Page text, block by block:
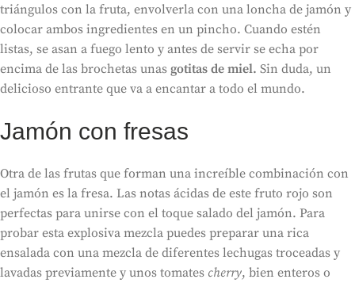
triángulos con la fruta, envolverla con una loncha de jamón y
colocar ambos ingredientes en un pincho. Cuando estén
listas, se asan a fuego lento y antes de servir se echa por
encima de las brochetas unas gotitas de miel. Sin duda, un
delicioso entrante que va a encantar a todo el mundo.
Jamón con fresas
Otra de las frutas que forman una increíble combinación con
el jamón es la fresa. Las notas ácidas de este fruto rojo son
perfectas para unirse con el toque salado del jamón. Para
probar esta explosiva mezcla puedes preparar una rica
ensalada con una mezcla de diferentes lechugas troceadas y
lavadas previamente y unos tomates cherry, bien enteros o